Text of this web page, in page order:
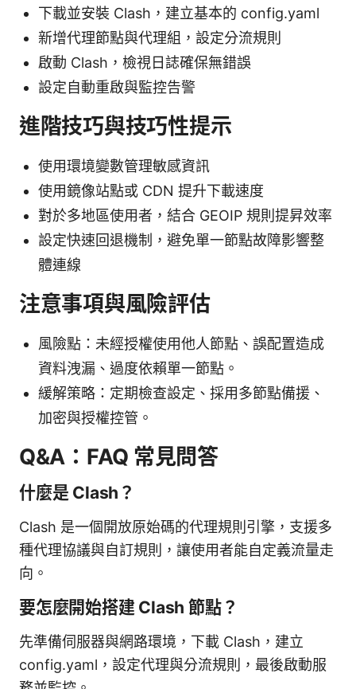
下載並安裝 Clash，建立基本的 config.yaml
新增代理節點與代理組，設定分流規則
啟動 Clash，檢視日誌確保無錯誤
設定自動重啟與監控告警
進階技巧與技巧性提示
使用環境變數管理敏感資訊
使用鏡像站點或 CDN 提升下載速度
對於多地區使用者，結合 GEOIP 規則提昇效率
設定快速回退機制，避免單一節點故障影響整
體連線
注意事項與風險評估
風險點：未經授權使用他人節點、誤配置造成
資料洩漏、過度依賴單一節點。
緩解策略：定期檢查設定、採用多節點備援、
加密與授權控管。
Q&A：FAQ 常見問答
什麼是 Clash？
Clash 是一個開放原始碼的代理規則引擎，支援多
種代理協議與自訂規則，讓使用者能自定義流量走
向。
要怎麼開始搭建 Clash 節點？
先準備伺服器與網路環境，下載 Clash，建立
config.yaml，設定代理與分流規則，最後啟動服